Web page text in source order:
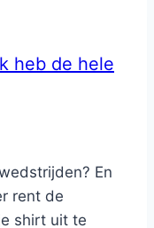
heb de hele
En
rent de
shirt uit te